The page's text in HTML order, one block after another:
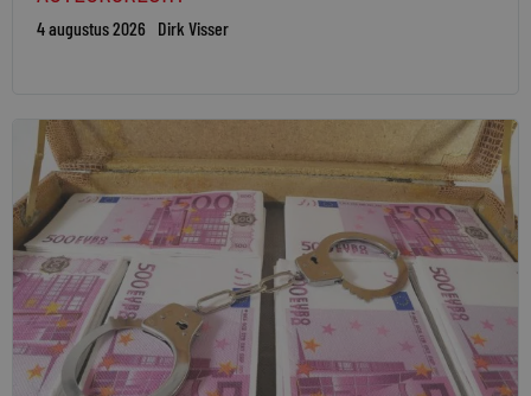
4 augustus 2026 Dirk Visser